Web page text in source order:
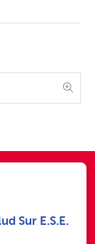
Sur E.S.E.